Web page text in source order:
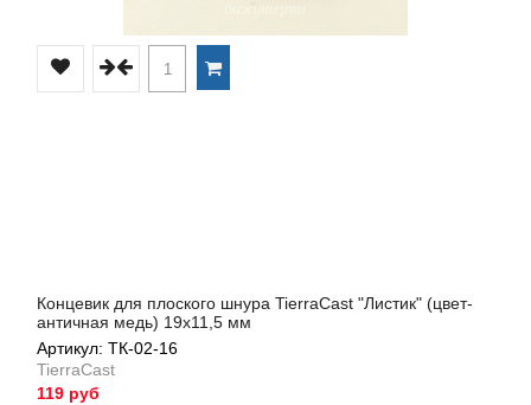
Концевик для плоского шнура TierraCast "Листик" (цвет-
античная медь) 19х11,5 мм
Артикул: ТК-02-16
TierraCast
119 руб